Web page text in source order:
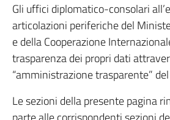
Gli uffici diplomatico-consolari
articolazioni periferiche del
e della Cooperazione
trasparenza dei propri dati
“amministrazione trasparente”
Le sezioni della presente pagina